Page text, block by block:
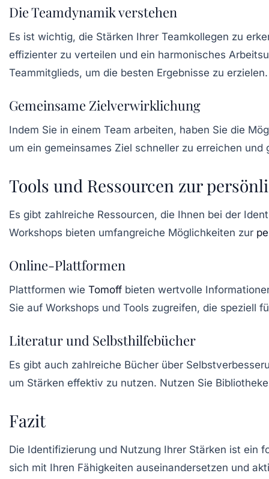
Die Teamdynamik verstehen
Es ist wichtig, die Stärken Ihrer Teamkollegen zu
effizienter zu verteilen und ein harmonisches
Teammitglieds, um die besten Ergebnisse zu erzielen.
Gemeinsame Zielverwirklichung
Indem Sie in einem Team arbeiten, haben Sie die
um ein gemeinsames Ziel schneller zu erreichen
Tools und Ressourcen zur
Es gibt zahlreiche Ressourcen, die Ihnen bei der
Workshops bieten umfangreiche Möglichkeiten zur
Online-Plattformen
Plattformen wie Tomoff bieten wertvolle
Sie auf Workshops und Tools zugreifen, die speziell
Literatur und Selbsthilfebücher
Es gibt auch zahlreiche Bücher über
um Stärken effektiv zu nutzen. Nutzen Sie
Fazit
Die Identifizierung und Nutzung Ihrer Stärken ist ein
sich mit Ihren Fähigkeiten auseinandersetzen und